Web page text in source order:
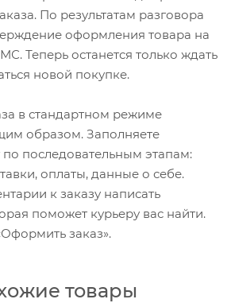
По результатам разговора
оформления товара на
Теперь останется только ждать
новой покупке.
в стандартном режиме
образом. Заполняете
последовательным этапам:
оплаты, данные о себе.
к заказу написать
поможет курьеру вас найти.
заказ».
товары